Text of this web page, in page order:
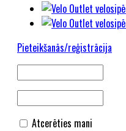
Pieteikšanās/reģistrācija
Atcerēties mani